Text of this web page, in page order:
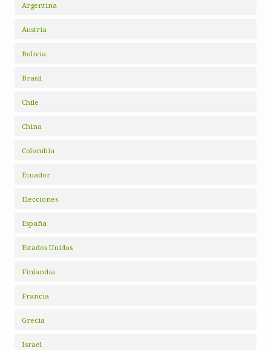
Argentina
Austria
Bolivia
Brasil
Chile
China
Colombia
Ecuador
Elecciones
España
Estados Unidos
Finlandia
Francia
Grecia
Israel